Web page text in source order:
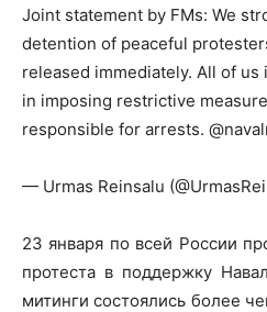
Joint statement by FMs: We
detention of peaceful
released immediately. All of
in imposing restrictive
responsible for arrests.
— Urmas Reinsalu
23 января по всей России
протеста в поддержку
митинги состоялись более